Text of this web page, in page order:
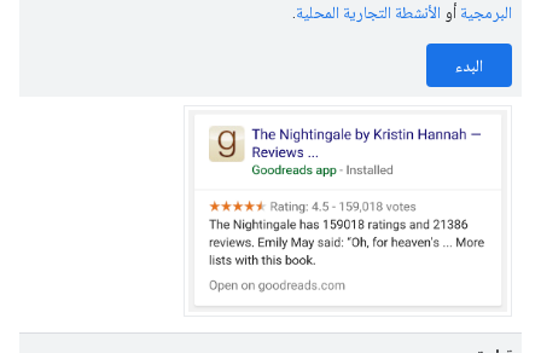
البرمجية أو الأنشطة التجارية المحلية
البدء